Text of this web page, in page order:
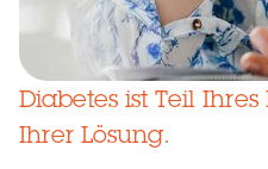
Diabetes ist Teil
Ihrer Lösung.